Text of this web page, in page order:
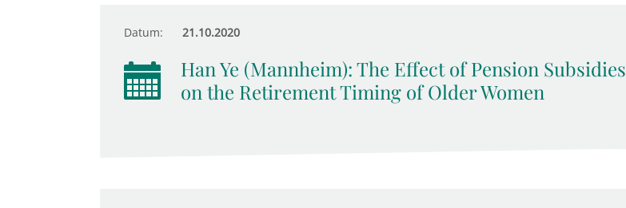
Datum: 21.10.2020
Han Ye (Mannheim): The Effect of Pension Subsidies
on the Retirement Timing of Older Women